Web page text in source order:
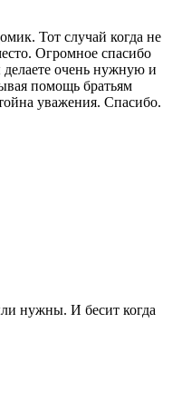
Тот случай когда не
Огромное спасибо
очень нужную и
помощь братьям
уважения. Спасибо.
нужны. И бесит когда